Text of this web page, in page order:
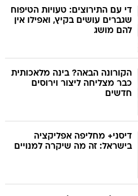
די עם התירוצים: טעויות הטיפוח
שגברים עושים בקיץ, ואפילו אין
להם מושג
הקורונה הבאה? בינה מלאכותית
כבר מצליחה ליצור וירוסים
חדשים
דיסני+ מחליפה אפליקציה
בישראל: זה מה שיקרה למנויים